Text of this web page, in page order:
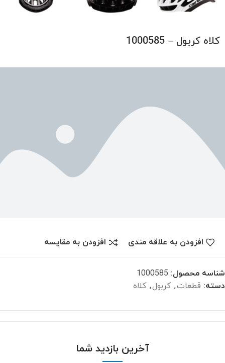
کلاه کربول – 1000585
افزودن به علاقه مندی افزودن به مقایسه
شناسه محصول: 1000585
دسته: قطعات, کربول, کلاه
آخرین بازدید شما